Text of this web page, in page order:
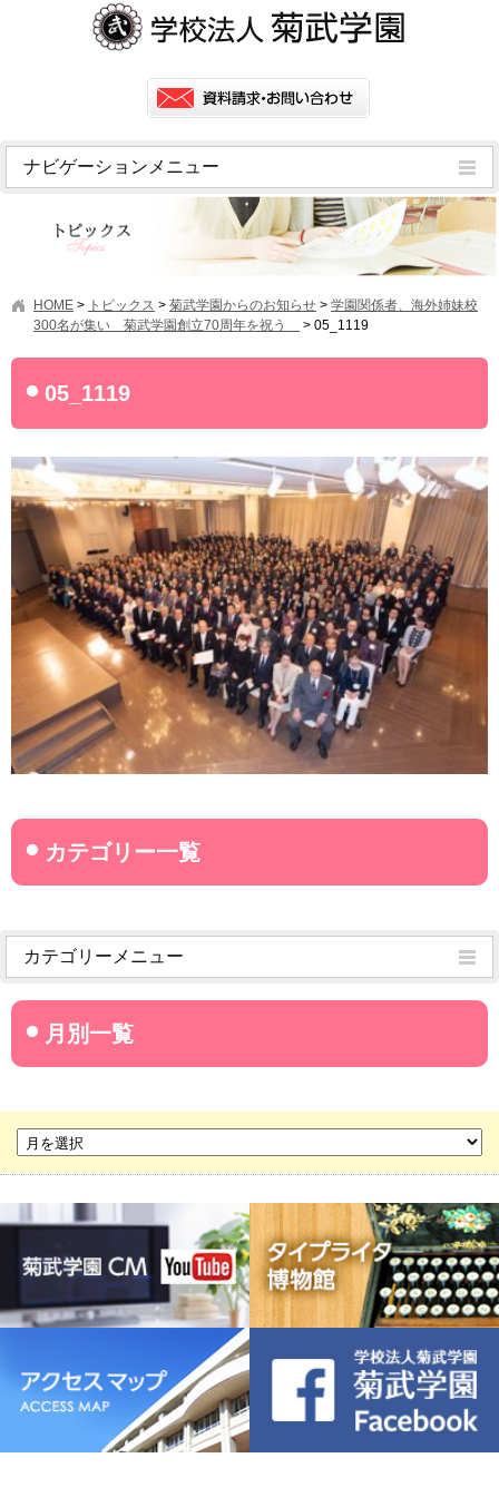
ナビゲーションメニュー
アクセス
情報公開
学園ニュース
オープンキャンパス・行事
HOME > トピックス > 菊武学園からのお知らせ > 学園関係者、海外姉妹校
300名が集い 菊武学園創立70周年を祝う
> 05_1119
05_1119
カテゴリーメニュー
菊武学園からのお知らせ
名古屋産業大学
菊華高等学校
菊武ビジネス専門学校
名古屋ウェディング＆フラワー・ビューティ学院
菊武幼稚園
稲葉保育園